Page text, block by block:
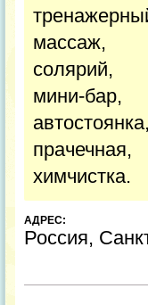
массаж,
cолярий,
мини-бар,
автостоянка,
прачечная,
химчистка.
АДРЕС:
Россия,